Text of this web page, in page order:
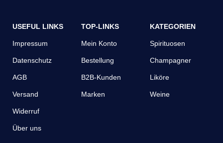
USEFUL LINKS
Impressum
Datenschutz
AGB
Versand
Widerruf
Über uns
TOP-LINKS
Mein Konto
Bestellung
B2B-Kunden
Marken
KATEGORIEN
Spirituosen
Champagner
Liköre
Weine